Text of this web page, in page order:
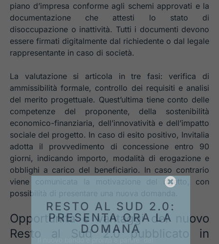
piano d’impresa conforme agli schemi approvati e la
documentazione che attesti lo stato di
disoccupazione o inattività. Tutti i documenti devono
essere firmati digitalmente dal richiedente o dal legale
rappresentante in caso di società.
La valutazione si articola in tre fasi: verifica di
ammissibilità formale, controllo dei requisiti e analisi
del merito progettuale. Quest’ultima tiene conto delle
competenze del proponente, della sostenibilità
economico-finanziaria, dell’innovatività e dell’impatto
sociale del progetto. In caso di esito positivo, Invitalia
adotta il provvedimento di concessione entro 90
giorni, indicando importo, modalità di erogazione e
obblighi a carico del beneficiario. In caso contrario
viene comunicata la motivazione del rigetto, con
possibilità di presentare una nuova domanda.
Opportunità e vantaggi del nuovo
Resto al Sud 2.0 pubblicato in
RESTO AL SUD 2.0:
PRESENTA ORA LA
DOMANA
Il nuovo bando è pronto a partire: dal